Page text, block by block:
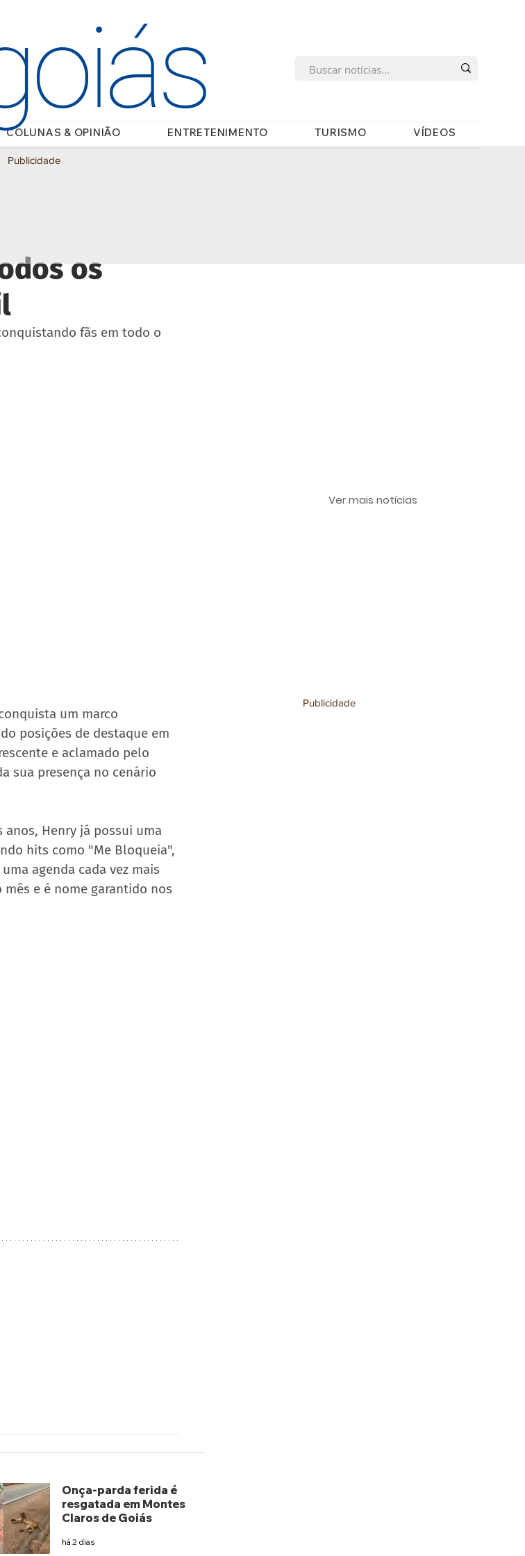
COLUNAS & OPINIÃO ENTRETENIMENTO TURISMO VÍDEOS
os
fãs em todo o
um marco
posições de destaque em
e aclamado pelo
sua presença no cenário
Henry já possui uma
hits como "Me Bloqueia",
agenda cada vez mais
e é nome garantido nos
Publicidade
Publicidade
Ver mais notícias
Onça-parda ferida é
resgatada em Montes
Claros de Goiás
há 2 dias